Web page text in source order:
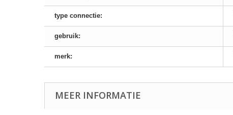
type connectie:
gebruik:
merk:
MEER INFORMATIE